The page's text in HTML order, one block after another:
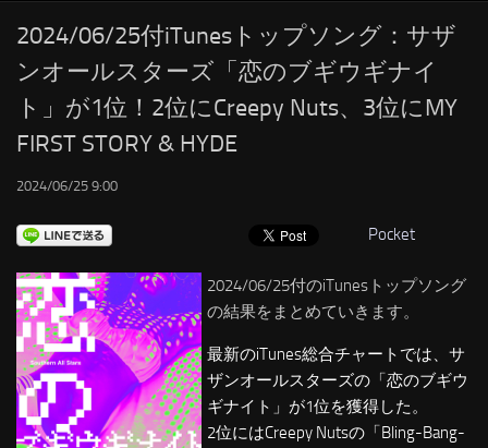
RSS
LINKS
2024/06/25付iTunesトップソング：サザ
ンオールスターズ「恋のブギウギナイ
ト」が1位！2位にCreepy Nuts、3位にMY
FIRST STORY & HYDE
2024/06/25 9:00
Pocket
2024/06/25付のiTunesトップソング
の結果をまとめていきます。
最新のiTunes総合チャートでは、サ
ザンオールスターズの「恋のブギウ
ギナイト」が1位を獲得した。
2位にはCreepy Nutsの「Bling-Bang-